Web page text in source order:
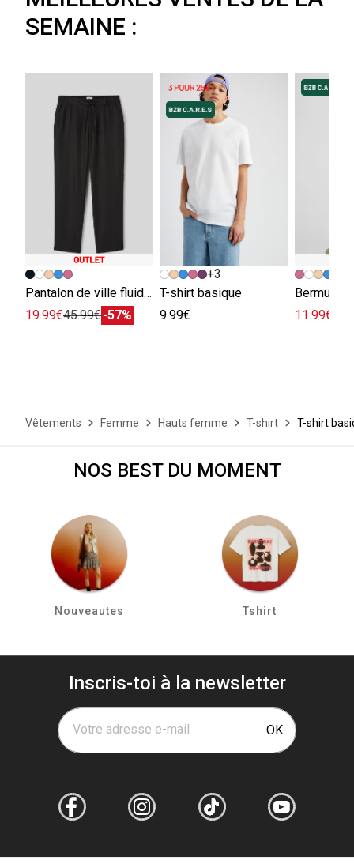
SEMAINE :
Pantalon de ville fluide viscose lin
19.99€45.99€-57%
+3
T-shirt basique
9.99€
Bermuda
11.99€
Vêtements Femme Hauts femme T-shirt T-shirt
NOS BEST DU MOMENT
Nouveautes Tshirt
Inscris-toi à la newsletter
Votre adresse e-mail OK